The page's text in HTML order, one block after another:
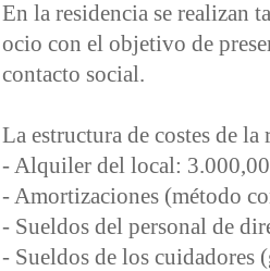
En la residencia se realizan
ocio con el objetivo de
contacto social.
La estructura de costes de
- Alquiler del local: 3.000,00
- Amortizaciones (método
- Sueldos del personal de
- Sueldos de los cuidadores